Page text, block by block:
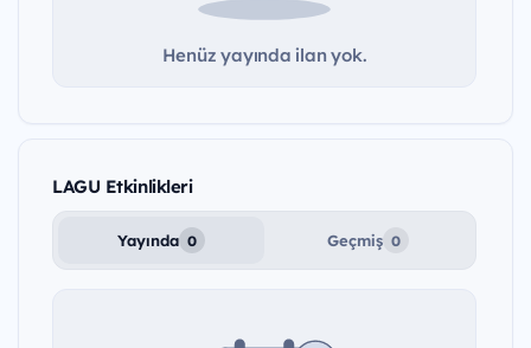
Henüz yayında ilan yok.
LAGU Etkinlikleri
Yayında 0 Geçmiş 0